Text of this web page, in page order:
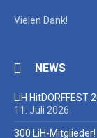
Vielen Dank!
NEWS
LiH HitDORFFEST
11. Juli 2026
300 LiH-Mitglieder!